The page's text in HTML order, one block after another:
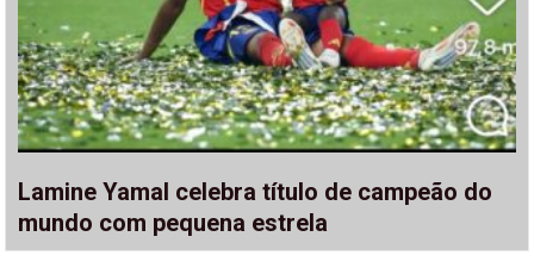
Lamine Yamal celebra título de campeão do
mundo com pequena estrela